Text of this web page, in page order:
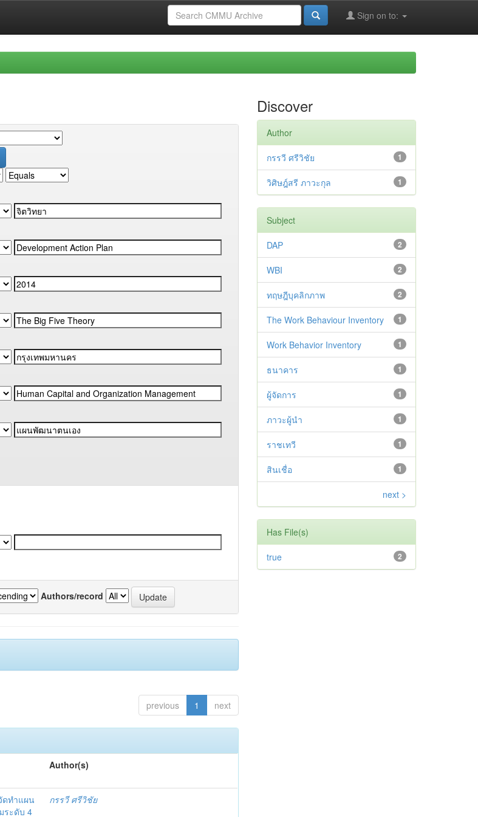
Sign on to:
Authors/record
previous 1 next
Author(s)
ดทำแผน
ระดับ 4
กรรวี ศรีวิชัย
Discover
Author
1
กรรวี ศรีวิชัย
1
วิศิษฎ์สรี ภาวะกุล
Subject
2
DAP
2
WBI
2
ทฤษฎีบุคลิกภาพ
1
The Work Behaviour Inventory
1
Work Behavior Inventory
1
ธนาคาร
1
ผู้จัดการ
1
ภาวะผู้นำ
1
ราชเทวี
1
สินเชื่อ
next >
Has File(s)
2
true